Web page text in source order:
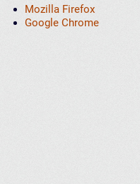
Mozilla Firefox
Google Chrome